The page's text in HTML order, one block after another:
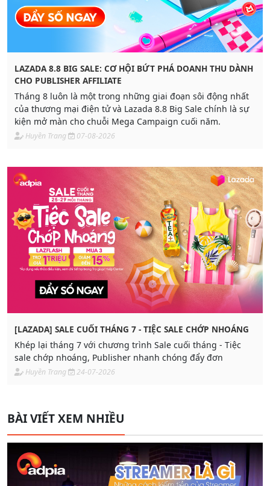
LAZADA 8.8 BIG SALE: CƠ HỘI BỨT PHÁ DOANH THU DÀNH
CHO PUBLISHER AFFILIATE
Tháng 8 luôn là một trong những giai đoạn sôi động nhất
của thương mại điện tử và Lazada 8.8 Big Sale chính là sự
kiện mở màn cho chuỗi Mega Campaign cuối năm.
Huyền Trang 07-08-2026
[LAZADA] SALE CUỐI THÁNG 7 - TIỆC SALE CHỚP NHOÁNG
Khép lại tháng 7 với chương trình Sale cuối tháng - Tiệc
sale chớp nhoáng, Publisher nhanh chóng đẩy đơn
Huyền Trang 24-07-2026
BÀI VIẾT XEM NHIỀU